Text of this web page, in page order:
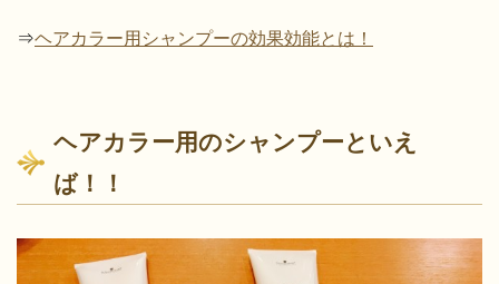
⇒ヘアカラー用シャンプーの効果効能とは！
ヘアカラー用のシャンプーといえ
ば！！